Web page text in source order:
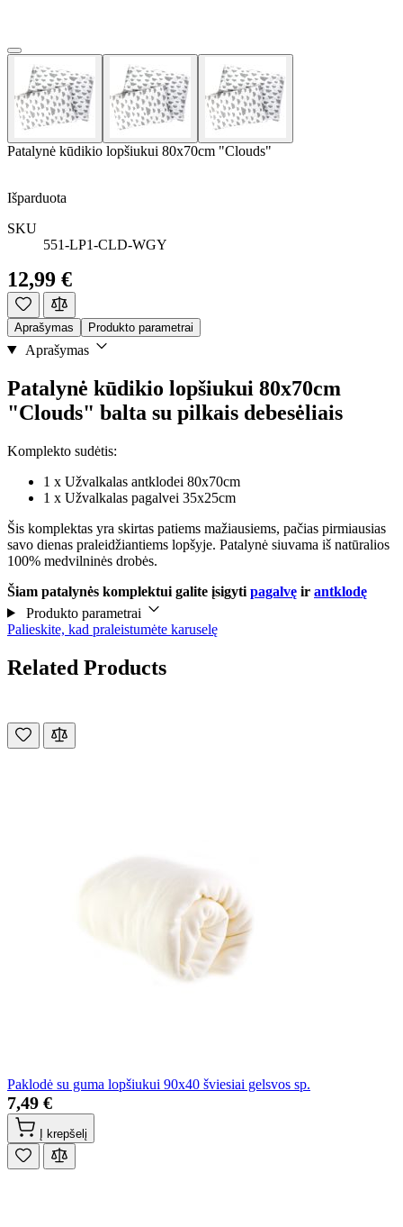
Patalynė kūdikio lopšiukui 80x70cm "Clouds"
Išparduota
SKU
551-LP1-CLD-WGY
12,99 €
Aprašymas Produkto parametrai
Aprašymas
Patalynė kūdikio lopšiukui 80x70cm
"Clouds" balta su pilkais debesėliais
Komplekto sudėtis:
1 x Užvalkalas antklodei 80x70cm
1 x Užvalkalas pagalvei 35x25cm
Šis komplektas yra skirtas patiems mažiausiems, pačias pirmiausias
savo dienas praleidžiantiems lopšyje. Patalynė siuvama iš natūralios
100% medvilninės drobės.
Šiam patalynės komplektui galite įsigyti pagalvę ir antklodę
Produkto parametrai
Palieskite, kad praleistumėte karuselę
Related Products
Paklodė su guma lopšiukui 90x40 šviesiai gelsvos sp.
7,49 €
Į krepšelį